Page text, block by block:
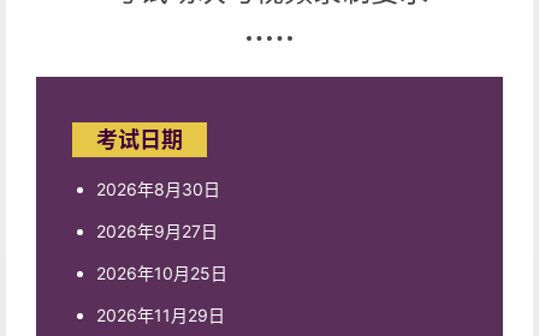
考试日期
2026年8月30日
2026年9月27日
2026年10月25日
2026年11月29日